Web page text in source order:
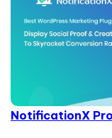
NotificationX